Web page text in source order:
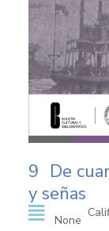
9 De
y señas
None